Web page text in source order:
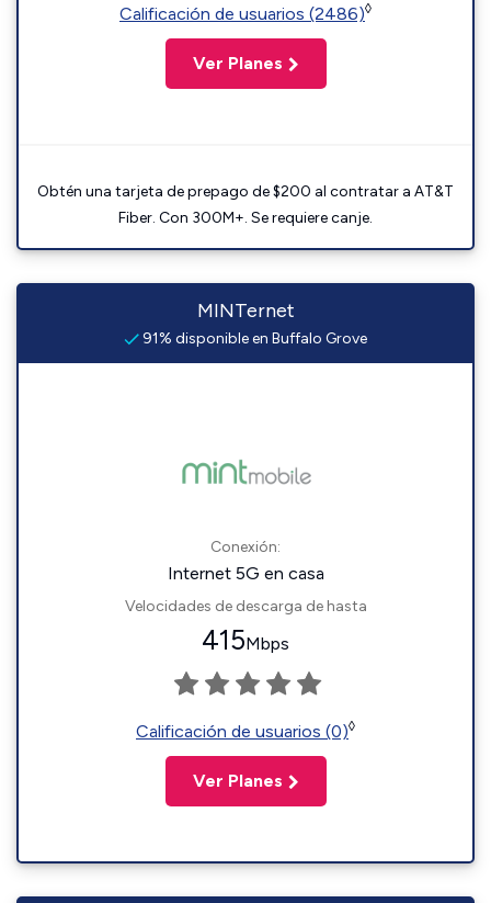
Calificación de usuarios (2486)◊
Ver Planes
Obtén una tarjeta de prepago de $200 al contratar a AT&T
Fiber. Con 300M+. Se requiere canje.
MINTernet
91% disponible en Buffalo Grove
Conexión:
Internet 5G en casa
Velocidades de descarga de hasta
415Mbps
Calificación de usuarios (0)◊
Ver Planes